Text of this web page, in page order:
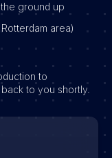
ground up
area)
to
back to you shortly.